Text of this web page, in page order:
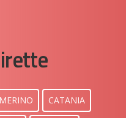
CATANIA